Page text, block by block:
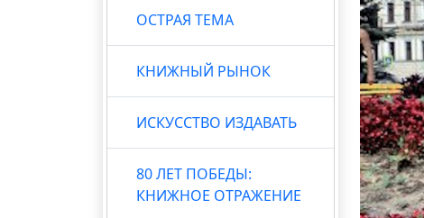
ОСТРАЯ ТЕМА
КНИЖНЫЙ РЫНОК
ИСКУССТВО ИЗДАВАТЬ
80 ЛЕТ ПОБЕДЫ:
КНИЖНОЕ ОТРАЖЕНИЕ